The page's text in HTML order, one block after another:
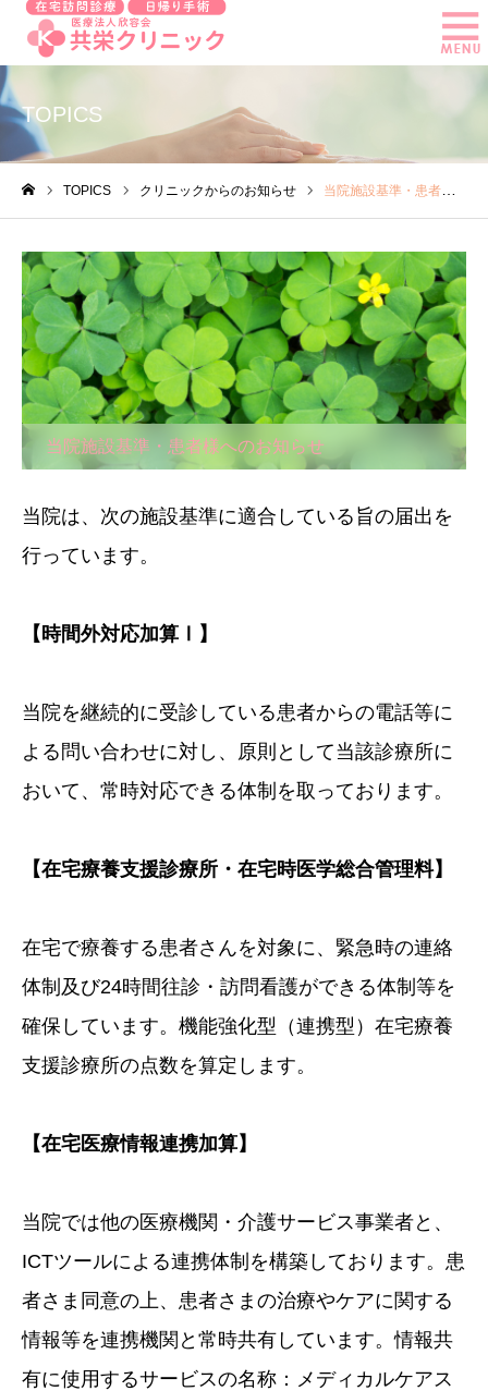
TOPICS
TOPICS クリニックからのお知らせ 当院施設基準・患者様へのお知らせ
当院施設基準・患者様へのお知らせ
当院は、次の施設基準に適合している旨の届出を
行っています。
【時間外対応加算 Ⅰ】
当院を継続的に受診している患者からの電話等に
よる問い合わせに対し、原則として当該診療所に
おいて、常時対応できる体制を取っております。
【在宅療養支援診療所・在宅時医学総合管理料】
在宅で療養する患者さんを対象に、緊急時の連絡
体制及び24時間往診・訪問看護ができる体制等を
確保しています。機能強化型（連携型）在宅療養
支援診療所の点数を算定します。
【在宅医療情報連携加算】
当院では他の医療機関・介護サービス事業者と、
ICTツールによる連携体制を構築しております。患
者さま同意の上、患者さまの治療やケアに関する
情報等を連携機関と常時共有しています。情報共
有に使用するサービスの名称：メディカルケアス